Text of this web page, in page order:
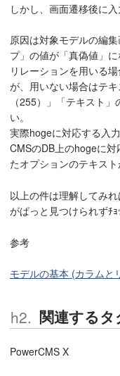
しかし、画面遷移後に入
原因は対象モデルの編
プ」の値が「真偽値」
リレーションを用いる
が、用いない場合はテ
（255）」「テキスト
い。
実際hogeに対応する入
CMSのDB上のhogeに
たオプションのテキス
以上の件は理解してみ
がぱっと見つけられずﾁｮ
参考
モデルの基本 (カラムと
関連するタ
PowerCMS X